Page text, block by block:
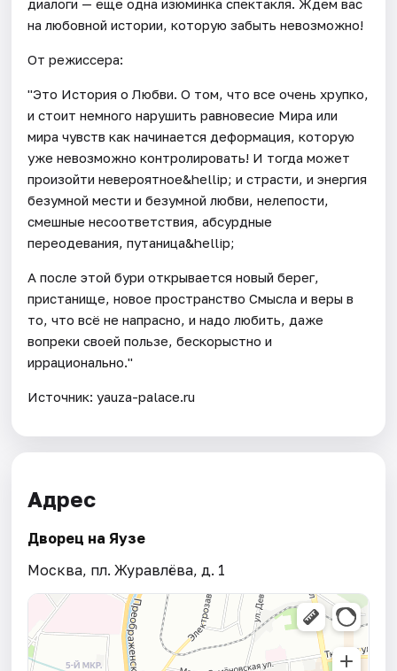
диалоги — еще одна изюминка спектакля. Ждем вас
на любовной истории, которую забыть невозможно!
От режиссера:
"Это История о Любви. О том, что все очень хрупко,
и стоит немного нарушить равновесие Мира или
мира чувств как начинается деформация, которую
уже невозможно контролировать! И тогда может
произойти невероятное&hellip; и страсти, и энергия
безумной мести и безумной любви, нелепости,
смешные несоответствия, абсурдные
переодевания, путаница&hellip;
А после этой бури открывается новый берег,
пристанище, новое пространство Смысла и веры в
то, что всё не напрасно, и надо любить, даже
вопреки своей пользе, бескорыстно и
иррационально."
Источник: yauza-palace.ru
Адрес
Дворец на Яузе
Москва, пл. Журавлёва, д. 1